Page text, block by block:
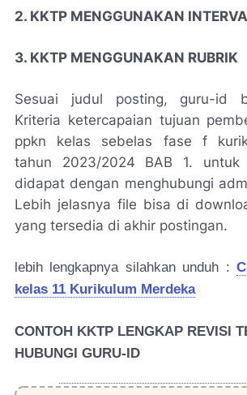
2. KKTP MENGGUNAKAN
3. KKTP MENGGUNAKAN RUBRIK
Sesuai judul posting, guru-id
Kriteria ketercapaian tujuan
ppkn kelas sebelas fase f
tahun 2023/2024 BAB 1.
didapat dengan menghubungi
Lebih jelasnya file bisa di
yang tersedia di akhir postingan.
lebih lengkapnya silahkan unduh :
kelas 11 Kurikulum Merdeka
CONTOH KKTP LENGKAP REVISI
HUBUNGI GURU-ID